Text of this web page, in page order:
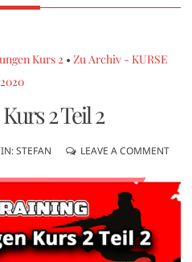
Kurs 2 • Zu Archiv - KURSE
2020
2 Teil 2
STEFAN LEAVE A COMMENT